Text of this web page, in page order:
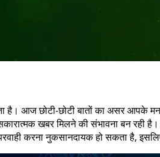
आज छोटी-छोटी बातों का असर आपके
खबर मिलने की संभावना बन रही
करना नुकसानदायक हो सकता है,